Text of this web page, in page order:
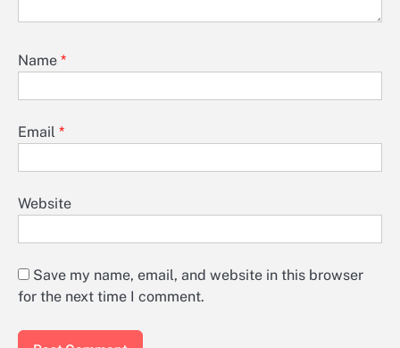
Name *
Email *
Website
Save my name, email, and website in this browser
for the next time I comment.